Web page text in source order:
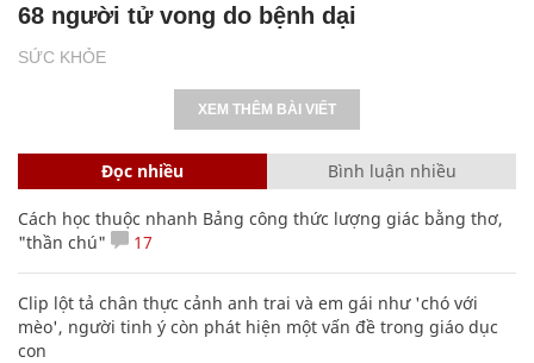
SỨC KHỎE
68 người tử vong do bệnh dại
XEM THÊM BÀI VIẾT
Đọc nhiều Bình luận nhiều
Cách học thuộc nhanh Bảng công thức lượng giác bằng thơ,
"thần chú"
17
Clip lột tả chân thực cảnh anh trai và em gái như 'chó với
mèo', người tinh ý còn phát hiện một vấn đề trong giáo dục
con